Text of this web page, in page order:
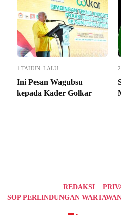
1 TAHUN LALU
Ini Pesan Wagubsu
kepada Kader Golkar
REDAKSI
SOP PERLINDUNGAN